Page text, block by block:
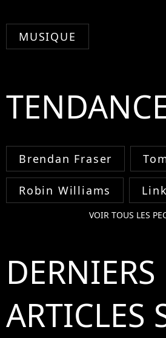
MUSIQUE
Brendan Fraser
Robin Williams
VOIR TOUS LES
DERNIERS
ARTICLES